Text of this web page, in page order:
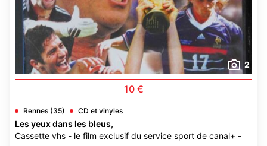
2
10 €
Rennes (35) CD et vinyles
Les yeux dans les bleus,
Cassette vhs - le film exclusif du service sport de canal+ -